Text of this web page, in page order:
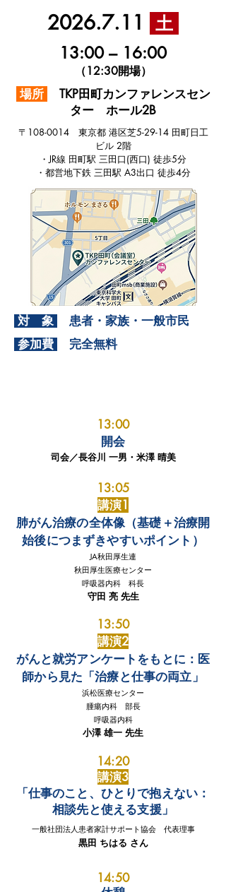
2026.7.11 土
13:00 – 16:00
​（12:30開場）
場所
TKP田町カンファレンスセン
ター ホール2B
〒108-0014 東京都 港区芝5-29-14 田町日工
ビル 2階
・JR線 田町駅 三田口(西口) 徒歩5分
・都営地下鉄 三田駅 A3出口 徒歩4分
対 象
患者・家族・一般市民
参加費
完全無料
13:00
開会
司会／長谷川 一男・米澤 晴美
13:05
講演1
肺がん治療の全体像（基礎＋治療開
始後につまずきやすいポイント）
JA秋田厚生連
秋田厚生医療センター
呼吸器内科 科長
​守田 亮 先生
13:50
​講演2
がんと就労アンケートをもとに：医
師から見た「治療と仕事の両立」
浜松医療センター
腫瘍内科 部長
呼吸器内科
小澤 雄一 先生
14:20
講演3
「仕事のこと、ひとりで抱えない：
相談先と使える支援」​
一般社団法人患者家計サポート協会 代表理事
黒田 ちはる さん
14:50